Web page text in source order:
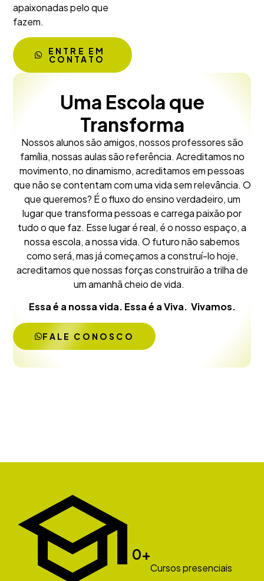
apaixonadas pelo que
fazem.
ENTRE EM
CONTATO
Uma Escola que
Transforma
Nossos alunos são amigos, nossos professores são
família, nossas aulas são referência. Acreditamos no
movimento, no dinamismo, acreditamos em pessoas
que não se contentam com uma vida sem relevância. O
que queremos? É o fluxo do ensino verdadeiro, um
lugar que transforma pessoas e carrega paixão por
tudo o que faz. Esse lugar é real, é o nosso espaço, a
nossa escola, a nossa vida. O futuro não sabemos
como será, mas já começamos a construí-lo hoje,
acreditamos que nossas forças construirão a trilha de
um amanhã cheio de vida.
Essa é a nossa vida. Essa é a Viva. Vivamos.
FALE CONOSCO
0+
Cursos presenciais